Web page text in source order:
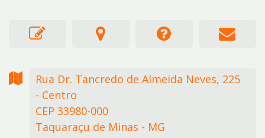
Rua Dr. Tancredo de Almeida Neves, 225
- Centro
CEP 33980-000
Taquaraçu de Minas - MG